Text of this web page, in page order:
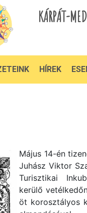
KÁRPÁT-
HÍREK
Május 14-én
Juhász Viktor
Turisztikai
kerülő
öt korosztályos